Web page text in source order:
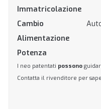
Immatricolazione
Cambio
Alimentazione
Potenza
I neo patentati possono
Contatta il rivenditore per